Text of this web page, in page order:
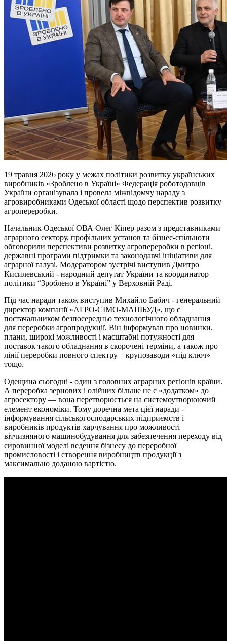
19 травня 2026 року у межах політики розвитку українських
виробників «Зроблено в Україні» Федерація роботодавців
України організувала і провела міжвідомчу нараду з
агровиробниками Одеської області щодо перспектив розвитку
агропереробки.
Начальник Одеської ОВА Олег Кіпер разом з представниками
аграрного сектору, профільних установ та бізнес-спільноти
обговорили перспективи розвитку агропереробки в регіоні,
державні програми підтримки та законодавчі ініціативи для
аграрної галузі. Модератором зустрічі виступив Дмитро
Кисилевський - народний депутат України та координатор
політики “Зроблено в Україні” у Верховній Раді.
Під час наради також виступив Михайло Бабич - генеральний
директор компанії «АГРО-СІМО-МАШБУД», що є
постачальником безпосередньо технологічного обладнання
для переробки агропродукції. Він інформував про новинки,
плани, широкі можливості і масштабні потужності для
поставок такого обладнання в скорочені терміни, а також про
лінії переробки повного спектру – крупозаводи «під ключ»
тощо.
Одещина сьогодні - один з головних аграрних регіонів країни.
А переробка зернових і олійних більше не є «додатком» до
агросектору — вона перетворюється на системоутворюючий
елемент економіки. Тому доречна мета цієї наради -
інформування сільськогосподарських підприємств і
виробників продуктів харчування про можливості
вітчизняного машинобудування для забезпечення переходу від
сировинної моделі ведення бізнесу до переробної
промисловості і створення виробництв продукції з
максимально доданою вартістю.